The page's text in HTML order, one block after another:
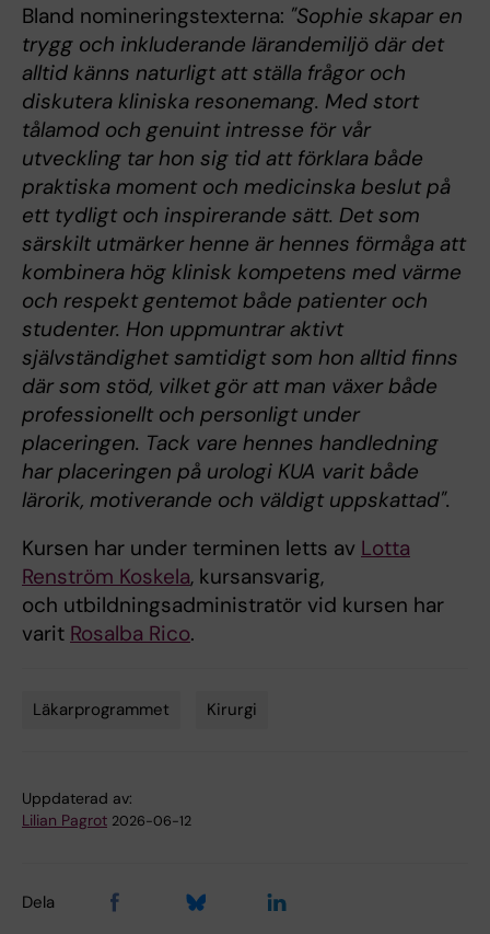
Bland nomineringstexterna: "Sophie skapar en
trygg och inkluderande lärandemiljö där det
alltid känns naturligt att ställa frågor och
diskutera kliniska resonemang. Med stort
tålamod och genuint intresse för vår
utveckling tar hon sig tid att förklara både
praktiska moment och medicinska beslut på
ett tydligt och inspirerande sätt. Det som
särskilt utmärker henne är hennes förmåga att
kombinera hög klinisk kompetens med värme
och respekt gentemot både patienter och
studenter. Hon uppmuntrar aktivt
självständighet samtidigt som hon alltid finns
där som stöd, vilket gör att man växer både
professionellt och personligt under
placeringen. Tack vare hennes handledning
har placeringen på urologi KUA varit både
lärorik, motiverande och väldigt uppskattad".
Kursen har under terminen letts av Lotta
Renström Koskela, kursansvarig,
och utbildningsadministratör vid kursen har
varit Rosalba Rico.
Läkarprogrammet Kirurgi
Uppdaterad av:
Lilian Pagrot 2026-06-12
Dela